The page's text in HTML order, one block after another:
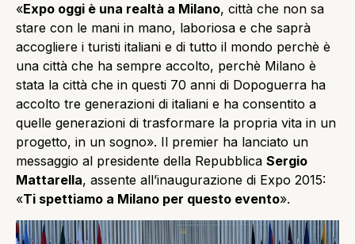
«Expo oggi è una realtà a Milano, città che non sa
stare con le mani in mano, laboriosa e che saprà
accogliere i turisti italiani e di tutto il mondo perchè è
una città che ha sempre accolto, perchè Milano è
stata la città che in questi 70 anni di Dopoguerra ha
accolto tre generazioni di italiani e ha consentito a
quelle generazioni di trasformare la propria vita in un
progetto, in un sogno». Il premier ha lanciato un
messaggio al presidente della Repubblica Sergio
Mattarella, assente all’inaugurazione di Expo 2015:
«Ti spettiamo a Milano per questo evento».